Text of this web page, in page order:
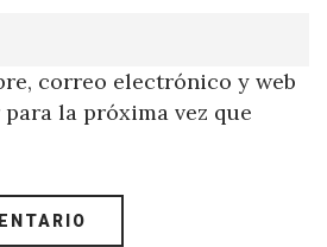
correo electrónico y web
la próxima vez que